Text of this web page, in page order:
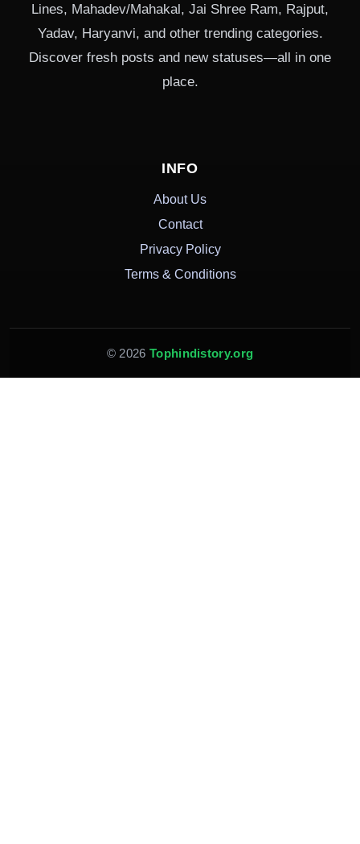
Lines, Mahadev/Mahakal, Jai Shree Ram, Rajput,
Yadav, Haryanvi, and other trending categories.
Discover fresh posts and new statuses—all in one
place.
INFO
About Us
Contact
Privacy Policy
Terms & Conditions
© 2026 Tophindistory.org